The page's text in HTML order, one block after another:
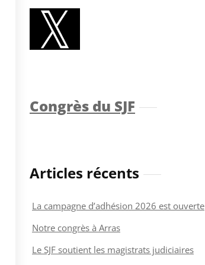
Congrès du SJF
Articles récents
La campagne d’adhésion 2026 est ouverte
Notre congrès à Arras
Le SJF soutient les magistrats judiciaires